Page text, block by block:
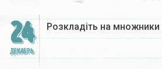
24
ДЕКАБРЬ
Розкладіть на множники